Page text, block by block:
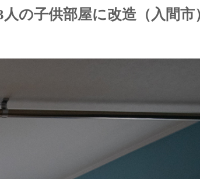
の子供部屋に改造（入間市